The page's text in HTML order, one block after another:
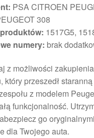
PSA CITROEN
308
1517G5,
numery: brak
z możliwości
który przeszedł
z modelem
funkcjonalność.
go
dla Twojego auta.